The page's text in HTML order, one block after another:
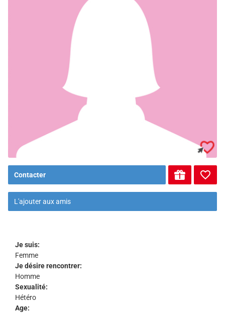
Contacter
L'ajouter aux amis
Je suis:
Femme
Je désire rencontrer:
Homme
Sexualité:
Hétéro
Age: